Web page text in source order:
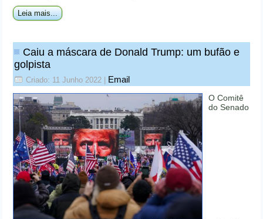
Leia mais...
Caiu a máscara de Donald Trump: um bufão e
golpista
Criado: 11 Junho 2022 Email
O Comitê
do Senado